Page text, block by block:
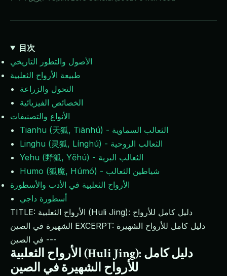
目次
الأصول والتطور التاريخي
طبيعة الأرواح الثعلبية
التحول والزراعة
الخصائص الفيزيائية
الأنواع والتصنيفات
Tianhu (天狐, Tiānhú) - الثعالب السماوية
Linghu (灵狐, Línghú) - الثعالب الروحية
Yehu (野狐, Yěhú) - الثعالب البرية
Humo (狐魔, Húmó) - شياطين الثعالب
الأرواح الثعلبية في الأدب والأسطورة
أسطورة داجي
TITLE: الأرواح الثعلبية (Huli Jing): دليل كامل للأرواح
الشهيرة في الصين EXCERPT: دليل كامل للأرواح الشهيرة
في الصين ---
الأرواح الثعلبية (Huli Jing): دليل كامل
للأرواح الشهيرة في الصين